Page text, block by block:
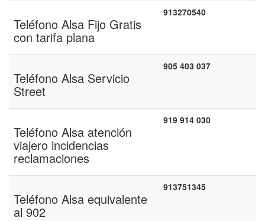
Teléfono Alsa Fijo Gratis
con tarifa plana
913270540
Teléfono Alsa Servicio
Street
905 403 037
Teléfono Alsa atención
viajero incidencias
reclamaciones
919 914 030
Teléfono Alsa equivalente
al 902
913751345